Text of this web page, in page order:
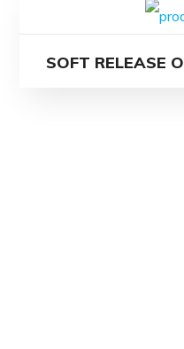
SOFT RELEASE O